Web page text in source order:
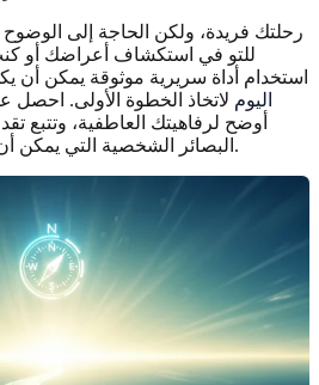
رحلتك فريدة، ولكن الحاجة إلى
للتو في استكشاف أعراضك أو
استخدام أداة سريرية موثوقة يمكن أن
تجربة MADRS.net اليوم لاتخاذ الخطوة الأولى. احصل
أوضح لرفاهيتك العاطفية، وتتبع
البصائر الشخصية التي يمكن أن تمكّن مسارك نحو التعافي.